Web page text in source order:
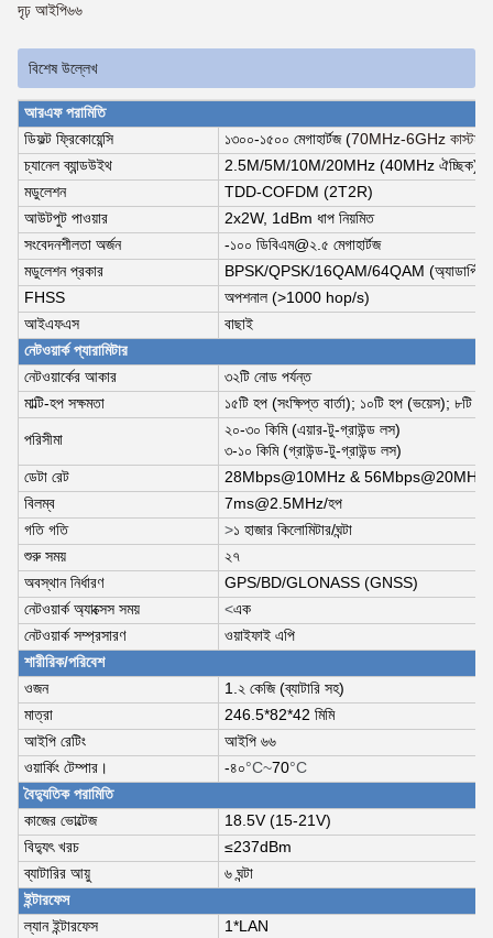
দৃঢ় আইপি৬৬
বিশেষ উল্লেখ
আরএফ পরামিতি
ডিফল্ট ফ্রিকোয়েন্সি
১৩০০-১৫০০ মেগাহার্টজ (70MHz-6GHz
চ্যানেল ব্যান্ডউইথ
2.5M/5M/10M/20MHz (40MHz ঐচ্ছিক)
মডুলেশন
TDD-COFDM (2T2R)
আউটপুট পাওয়ার
2x2W, 1dBm ধাপ নিয়মিত
সংবেদনশীলতা অর্জন
-১০০ ডিবিএম@২.৫ মেগাহার্টজ
মডুলেশন প্রকার
BPSK/QPSK/16QAM/64QAM
FHSS
অপশনাল (>1000 hop/s)
আইএফএস
বাছাই
নেটওয়ার্ক প্যারামিটার
নেটওয়ার্কের আকার
৩২টি নোড পর্যন্ত
মাল্টি-হপ সক্ষমতা
১৫টি হপ (সংক্ষিপ্ত বার্তা); ১০টি হপ (ভয়েস); ৮টি
পরিসীমা
২০-৩০ কিমি (এয়ার-টু-গ্রাউন্ড লস)
৩-১০ কিমি (গ্রাউন্ড-টু-গ্রাউন্ড লস)
ডেটা রেট
28Mbps@10MHz & 56Mbps@20MHz
বিলম্ব
7ms@2.5MHz/হপ
গতি গতি
>১ হাজার কিলোমিটার/ঘন্টা
শুরু সময়
২৭
অবস্থান নির্ধারণ
GPS/BD/GLONASS (GNSS)
নেটওয়ার্ক অ্যাক্সেস সময়
<এক
নেটওয়ার্ক সম্প্রসারণ
ওয়াইফাই এপি
শারীরিক/পরিবেশ
ওজন
1.২ কেজি (ব্যাটারি সহ)
মাত্রা
246.5*82*42 মিমি
আইপি রেটিং
আইপি ৬৬
ওয়ার্কিং টেম্পার।
-৪০°C~70°C
বৈদ্যুতিক পরামিতি
কাজের ভোল্টেজ
18.5V (15-21V)
বিদ্যুৎ খরচ
≤237dBm
ব্যাটারির আয়ু
৬ ঘন্টা
ইন্টারফেস
ল্যান ইন্টারফেস
1*LAN